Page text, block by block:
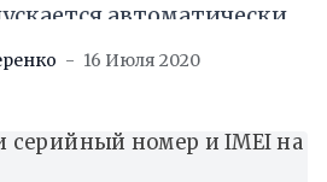
автоматически и
если администратор
16 Июля 2020